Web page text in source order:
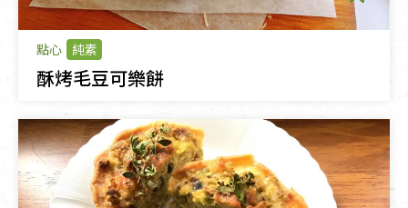
點心 純素
酥烤毛豆可樂餅